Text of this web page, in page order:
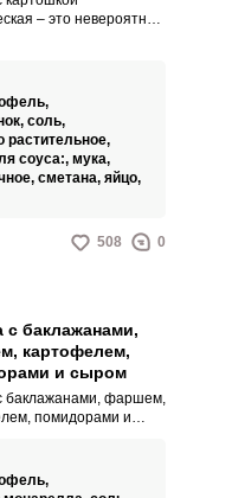
– это невероятно
невероятно сочным,
большому количеству
соль,
растительное,
соуса:, мука,
сметана, яйцо,
508 0
с баклажанами,
картофелем,
и сыром
баклажанами, фаршем,
помидорами и
видом и
свойствами.